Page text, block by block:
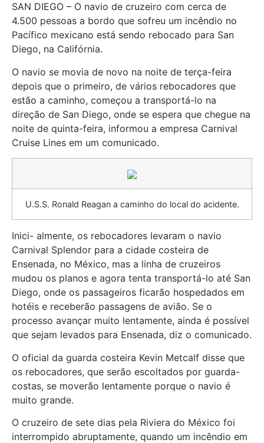
SAN DIEGO – O navio de cruzeiro com cerca de
4.500 pessoas a bordo que sofreu um incêndio no
Pacífico mexicano está sendo rebocado para San
Diego, na Califórnia.
O navio se movia de novo na noite de terça-feira
depois que o primeiro, de vários rebocadores que
estão a caminho, começou a transportá-lo na
direção de San Diego, onde se espera que chegue na
noite de quinta-feira, informou a empresa Carnival
Cruise Lines em um comunicado.
U.S.S. Ronald Reagan a caminho do local do acidente.
Inici- almente, os rebocadores levaram o navio
Carnival Splendor para a cidade costeira de
Ensenada, no México, mas a linha de cruzeiros
mudou os planos e agora tenta transportá-lo até San
Diego, onde os passageiros ficarão hospedados em
hotéis e receberão passagens de avião. Se o
processo avançar muito lentamente, ainda é possível
que sejam levados para Ensenada, diz o comunicado.
O oficial da guarda costeira Kevin Metcalf disse que
os rebocadores, que serão escoltados por guarda-
costas, se moverão lentamente porque o navio é
muito grande.
O cruzeiro de sete dias pela Riviera do México foi
interrompido abruptamente, quando um incêndio em